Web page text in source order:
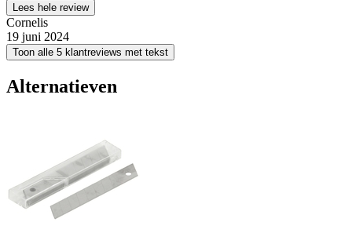
Lees hele review
Cornelis
19 juni 2024
Toon alle 5 klantreviews met tekst
Alternatieven